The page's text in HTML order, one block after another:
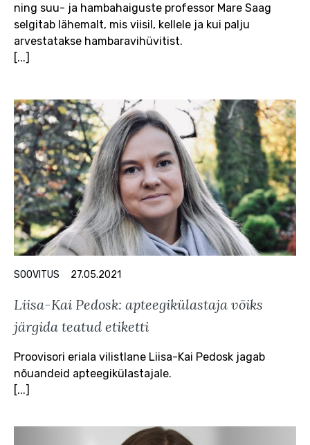
ning suu- ja hambahaiguste professor Mare Saag
selgitab lähemalt, mis viisil, kellele ja kui palju
arvestatakse hambaravihüvitist.
[...]
Liisa-Kai Pedosk: apteegikülastaja võiks
järgida teatud etiketti
Proovisori eriala vilistlane Liisa-Kai Pedosk jagab
nõuandeid apteegikülastajale.
[...]
SOOVITUS 27.05.2021